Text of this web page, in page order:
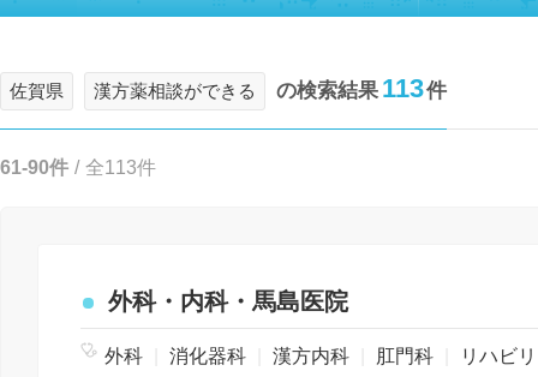
佐賀県 漢方薬相談ができる の検索結果 113件
61-90件 / 全113件
外科・内科・馬島医院
外科 消化器科 漢方内科 肛門科
リハビリテーション